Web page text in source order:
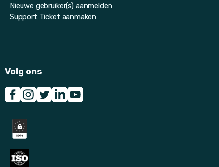
Nieuwe gebruiker(s) aanmelden
Support Ticket aanmaken
Volg ons